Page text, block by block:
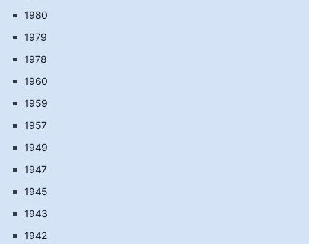
1980
1979
1978
1960
1959
1957
1949
1947
1945
1943
1942